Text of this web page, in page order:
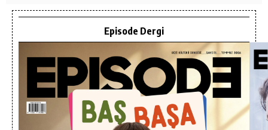
Episode Dergi